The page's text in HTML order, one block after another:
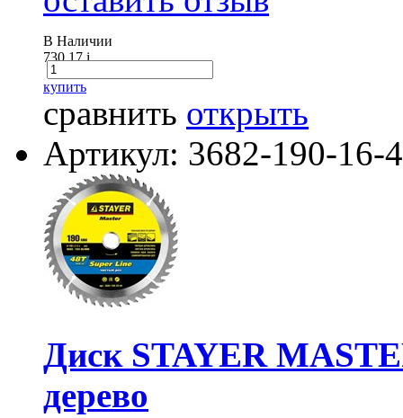
В Наличии
730.17i
купить
сравнить открыть
Артикул: 3682-190-16-
Диск STAYER
дерево